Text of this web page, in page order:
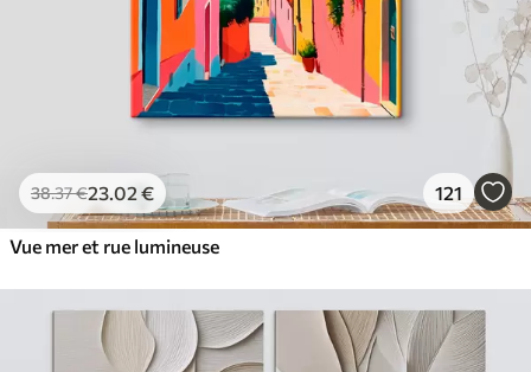
38.37€23.02 € 121
Vue mer et rue lumineuse